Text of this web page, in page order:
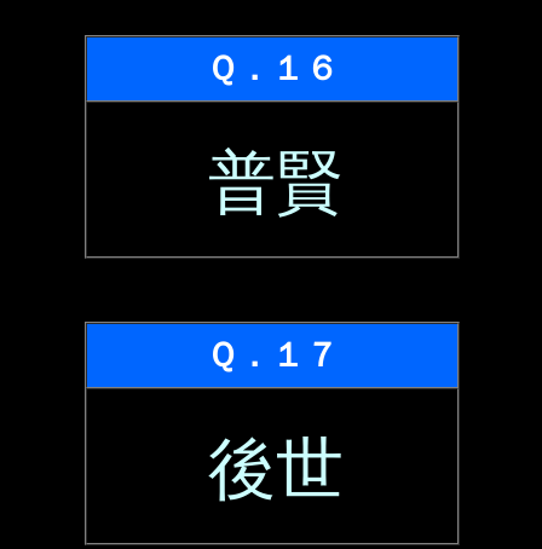
Ｑ．１６
普賢
Ｑ．１７
後世